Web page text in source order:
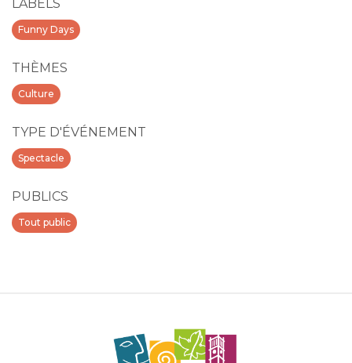
LABELS
Funny Days
THÈMES
Culture
TYPE D'ÉVÉNEMENT
Spectacle
PUBLICS
Tout public